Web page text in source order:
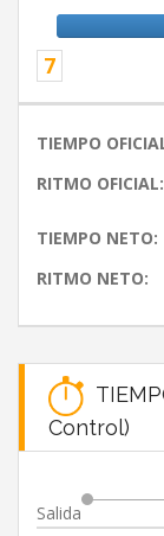
7
TIEMPO
RITMO OFICIAL:
TIEMPO NETO:
RITMO NETO:
Control)
Salida